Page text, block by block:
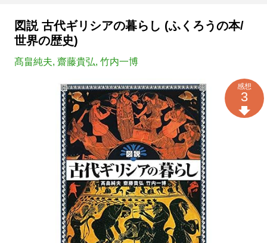
図説 古代ギリシアの暮らし (ふくろうの本/
世界の歴史)
髙畠純夫, 齋藤貴弘, 竹内一博
感想
3